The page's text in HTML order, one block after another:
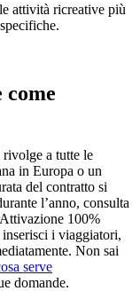
attività ricreative più
come
a tutte le
in Europa o un
del contratto si
l’anno, consulta
100%
i viaggiatori,
Non sai
serve
domande.